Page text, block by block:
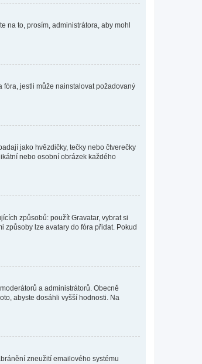
na to, prosím, administrátora, aby mohl
fóra, jestli může nainstalovat požadovaný
jako hvězdičky, tečky nebo čtverečky
nebo osobní obrázek každého
způsobů: použít Gravatar, vybrat si
způsoby lze avatary do fóra přidat. Pokud
a administrátorů. Obecně
abyste dosáhli vyšší hodnosti. Na
zneužití emailového systému